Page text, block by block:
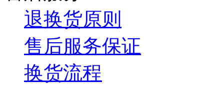
退换货原则
售后服务保证
换货流程